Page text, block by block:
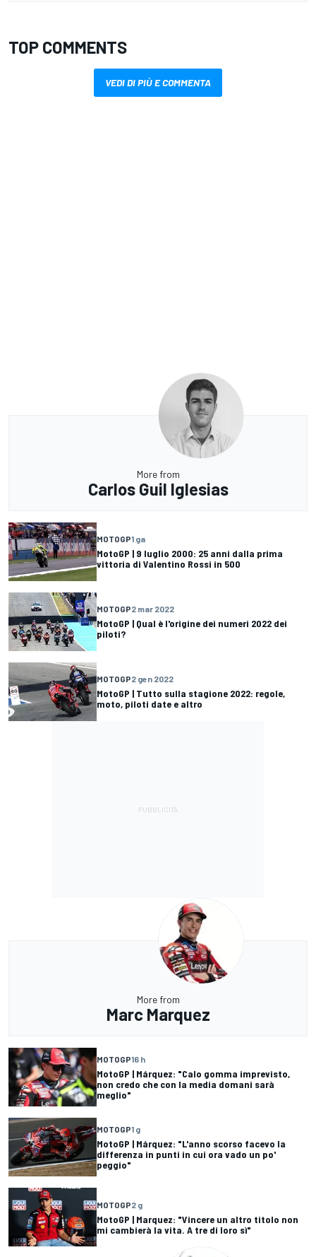
TOP COMMENTS
VEDI DI PIÙ E COMMENTA
More from
Carlos Guil Iglesias
MOTOGP1 ga
MotoGP | 9 luglio 2000: 25 anni dalla prima
vittoria di Valentino Rossi in 500
MOTOGP2 mar 2022
MotoGP | Qual è l'origine dei numeri 2022 dei
piloti?
MOTOGP2 gen 2022
MotoGP | Tutto sulla stagione 2022: regole,
moto, piloti date e altro
More from
Marc Marquez
MOTOGP16 h
MotoGP | Márquez: "Calo gomma imprevisto,
non credo che con la media domani sarà
meglio"
MOTOGP1 g
MotoGP | Márquez: "L'anno scorso facevo la
differenza in punti in cui ora vado un po'
peggio"
MOTOGP2 g
MotoGP | Marquez: "Vincere un altro titolo non
mi cambierà la vita. A tre di loro sì"